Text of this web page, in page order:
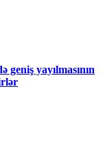
yayılmasının